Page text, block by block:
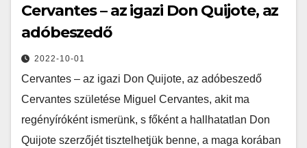
Cervantes – az igazi Don Quijote, az
adóbeszedő
2022-10-01
Cervantes – az igazi Don Quijote, az adóbeszedő
Cervantes születése Miguel Cervantes, akit ma
regényíróként ismerünk, s főként a hallhatatlan Don
Quijote szerzőjét tisztelhetjük benne, a maga korában